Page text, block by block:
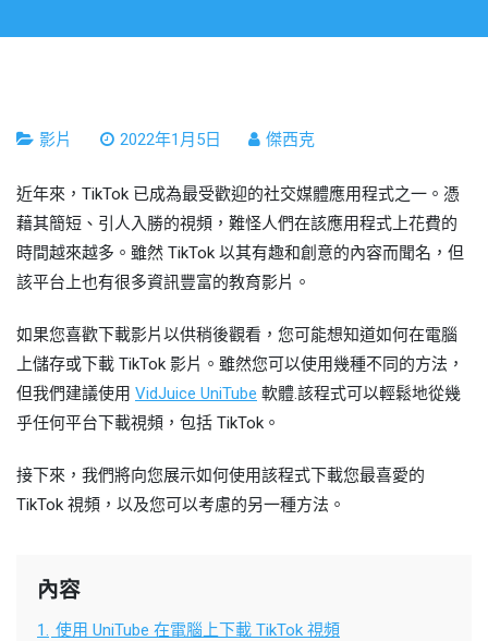
影片 2022年1月5日 傑西克
近年來，TikTok 已成為最受歡迎的社交媒體應用程式之一。憑
藉其簡短、引人入勝的視頻，難怪人們在該應用程式上花費的
時間越來越多。雖然 TikTok 以其有趣和創意的內容而聞名，但
該平台上也有很多資訊豐富的教育影片。
如果您喜歡下載影片以供稍後觀看，您可能想知道如何在電腦
上儲存或下載 TikTok 影片。雖然您可以使用幾種不同的方法，
但我們建議使用 VidJuice UniTube 軟體.該程式可以輕鬆地從幾
乎任何平台下載視頻，包括 TikTok。
接下來，我們將向您展示如何使用該程式下載您最喜愛的
TikTok 視頻，以及您可以考慮的另一種方法。
內容
1.
使用 UniTube 在電腦上下載 TikTok 視頻